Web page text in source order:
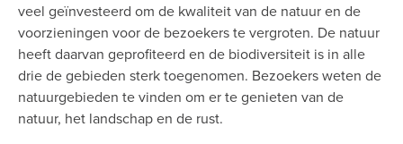
veel geïnvesteerd om de kwaliteit van de natuur en de
voorzieningen voor de bezoekers te vergroten. De natuur
heeft daarvan geprofiteerd en de biodiversiteit is in alle
drie de gebieden sterk toegenomen. Bezoekers weten de
natuurgebieden te vinden om er te genieten van de
natuur, het landschap en de rust.